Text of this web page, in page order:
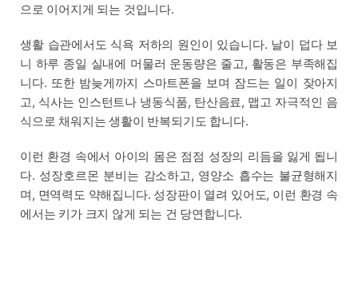
으로 이어지게 되는 것입니다.
생활 습관에서도 식욕 저하의 원인이 있습니다. 날이 덥다 보
니 하루 종일 실내에 머물러 운동량은 줄고, 활동은 부족해집
니다. 또한 밤늦게까지 스마트폰을 보며 잠드는 일이 잦아지
고, 식사는 인스턴트나 냉동식품, 탄산음료, 맵고 자극적인 음
식으로 채워지는 생활이 반복되기도 합니다.
이런 환경 속에서 아이의 몸은 점점 성장의 리듬을 잃게 됩니
다. 성장호르몬 분비는 감소하고, 영양소 흡수는 불균형해지
며, 면역력도 약해집니다. 성장판이 열려 있어도, 이런 환경 속
에서는 키가 크지 않게 되는 건 당연합니다.